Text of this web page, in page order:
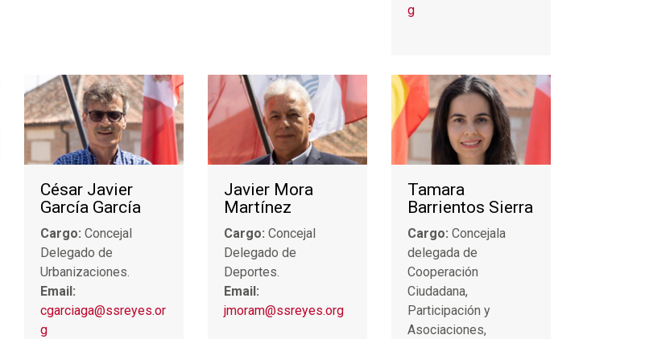
g
César Javier
García García
Cargo: Concejal
Delegado de
Urbanizaciones.
Email:
cgarciaga@ssreyes.or
g
Javier Mora
Martínez
Cargo: Concejal
Delegado de
Deportes.
Email:
jmoram@ssreyes.org
Tamara
Barrientos Sierra
Cargo: Concejala
delegada de
Cooperación
Ciudadana,
Participación y
Asociaciones,